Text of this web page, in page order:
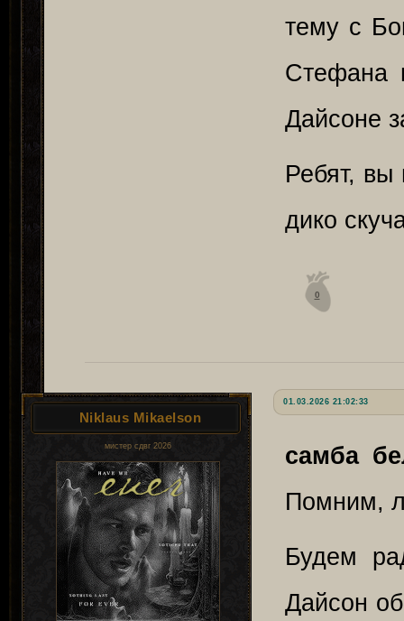
тему с
Стефана
Дайсоне
Ребят, вы
дико
0
01.03.2026 21:02:33
Niklaus Mikaelson
мистер сдвг 2026
самба
Помним,
Будем
Дайсон